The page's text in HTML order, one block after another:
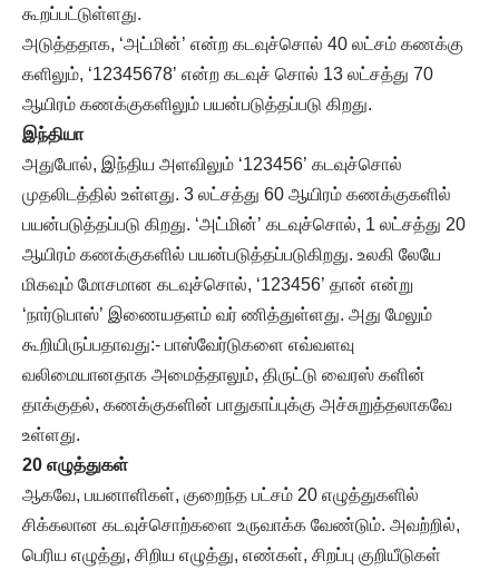
கூறப்பட்டுள்ளது.
அடுத்ததாக, ‘அட்மின்’ என்ற கடவுச்சொல் 40 லட்சம் கணக்கு
களிலும், ‘12345678’ என்ற கடவுச் சொல் 13 லட்சத்து 70
ஆயிரம் கணக்குகளிலும் பயன்படுத்தப்படு கிறது.
இந்தியா
அதுபோல், இந்திய அளவிலும் ‘123456’ கடவுச்சொல்
முதலிடத்தில் உள்ளது. 3 லட்சத்து 60 ஆயிரம் கணக்குகளில்
பயன்படுத்தப்படு கிறது. ‘அட்மின்’ கடவுச்சொல், 1 லட்சத்து 20
ஆயிரம் கணக்குகளில் பயன்படுத்தப்படுகிறது. உலகி லேயே
மிகவும் மோசமான கடவுச்சொல், ‘123456’ தான் என்று
‘நார்டுபாஸ்’ இணையதளம் வர் ணித்துள்ளது. அது மேலும்
கூறியிருப்பதாவது:- பாஸ்வேர்டுகளை எவ்வளவு
வலிமையானதாக அமைத்தாலும், திருட்டு வைரஸ் களின்
தாக்குதல், கணக்குகளின் பாதுகாப்புக்கு அச்சுறுத்தலாகவே
உள்ளது.
20 எழுத்துகள்
ஆகவே, பயனாளிகள், குறைந்த பட்சம் 20 எழுத்துகளில்
சிக்கலான கடவுச்சொற்களை உருவாக்க வேண்டும். அவற்றில்,
பெரிய எழுத்து, சிறிய எழுத்து, எண்கள், சிறப்பு குறியீடுகள்